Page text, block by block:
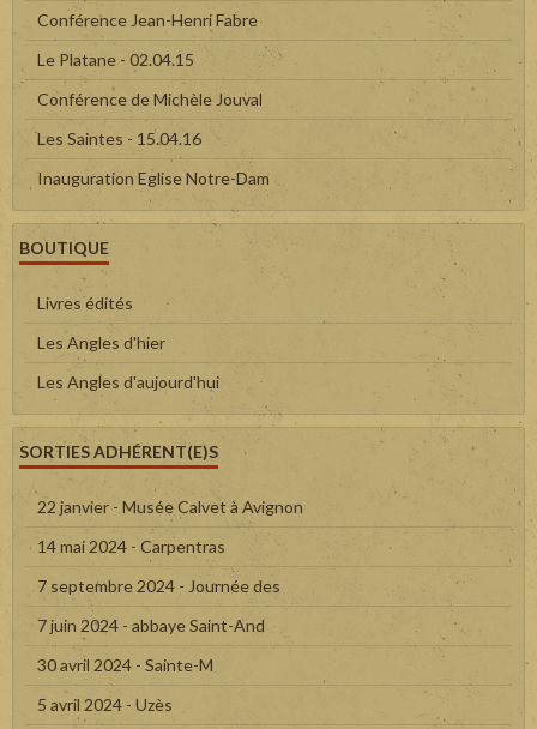
Conférence Jean-Henri Fabre
Le Platane - 02.04.15
Conférence de Michèle Jouval
Les Saintes - 15.04.16
Inauguration Eglise Notre-Dam
BOUTIQUE
Livres édités
Les Angles d'hier
Les Angles d'aujourd'hui
SORTIES ADHÉRENT(E)S
22 janvier - Musée Calvet à Avignon
14 mai 2024 - Carpentras
7 septembre 2024 - Journée des
7 juin 2024 - abbaye Saint-And
30 avril 2024 - Sainte-M
5 avril 2024 - Uzès